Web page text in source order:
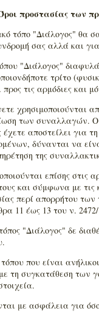
προστασίας των
τόπο "Διάλογος" θα
σας αλλά και
"Διάλογος"
τρίτο
τις αρμόδιες και
χρησιμοποιούνται
των συναλλαγών.
έχετε αποστείλει
δύνανται να
της
επίσης στις
και σύμφωνα με
περί απορρήτου
11 έως 13 του ν.
"Διάλογος" δε
που είναι
τη συγκατάθεση
με ασφάλεια για